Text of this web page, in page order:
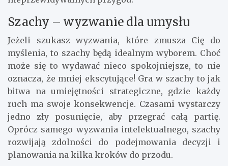
Szachy – wyzwanie dla umysłu
Jeżeli szukasz wyzwania, które zmusza Cię do
myślenia, to szachy będą idealnym wyborem. Choć
może się to wydawać nieco spokojniejsze, to nie
oznacza, że mniej ekscytujące! Gra w szachy to jak
bitwa na umiejętności strategiczne, gdzie każdy
ruch ma swoje konsekwencje. Czasami wystarczy
jedno zły posunięcie, aby przegrać całą partię.
Oprócz samego wyzwania intelektualnego, szachy
rozwijają zdolności do podejmowania decyzji i
planowania na kilka kroków do przodu.